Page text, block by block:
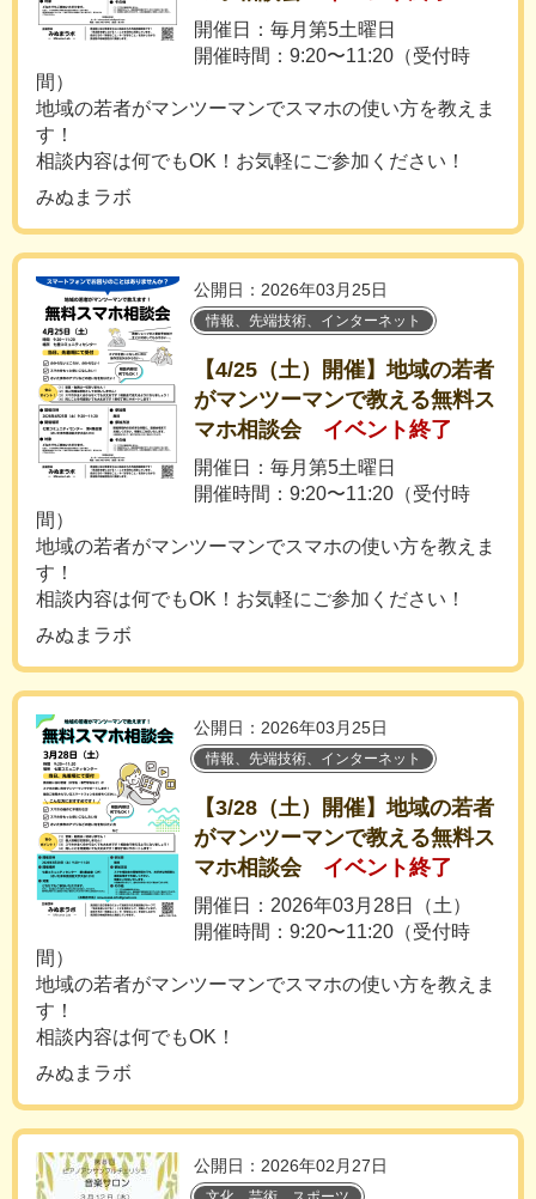
開催日：毎月第5土曜日
開催時間：9:20〜11:20（受付時
間）
地域の若者がマンツーマンでスマホの使い方を教えま
す！
相談内容は何でもOK！お気軽にご参加ください！
みぬまラボ
公開日：2026年03月25日
情報、先端技術、インターネット
【4/25（土）開催】地域の若者
がマンツーマンで教える無料ス
マホ相談会
イベント終了
開催日：毎月第5土曜日
開催時間：9:20〜11:20（受付時
間）
地域の若者がマンツーマンでスマホの使い方を教えま
す！
相談内容は何でもOK！お気軽にご参加ください！
みぬまラボ
公開日：2026年03月25日
情報、先端技術、インターネット
【3/28（土）開催】地域の若者
がマンツーマンで教える無料ス
マホ相談会
イベント終了
開催日：2026年03月28日（土）
開催時間：9:20〜11:20（受付時
間）
地域の若者がマンツーマンでスマホの使い方を教えま
す！
相談内容は何でもOK！
みぬまラボ
公開日：2026年02月27日